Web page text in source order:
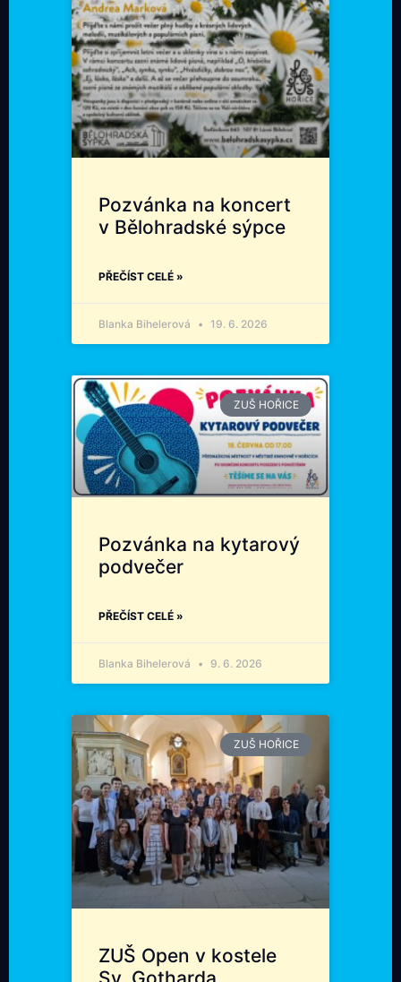
Pozvánka na koncert
v Bělohradské sýpce
PŘEČÍST CELÉ »
Blanka Bihelerová 19. 6. 2026
ZUŠ HOŘICE
Pozvánka na kytarový
podvečer
PŘEČÍST CELÉ »
Blanka Bihelerová 9. 6. 2026
ZUŠ HOŘICE
ZUŠ Open v kostele